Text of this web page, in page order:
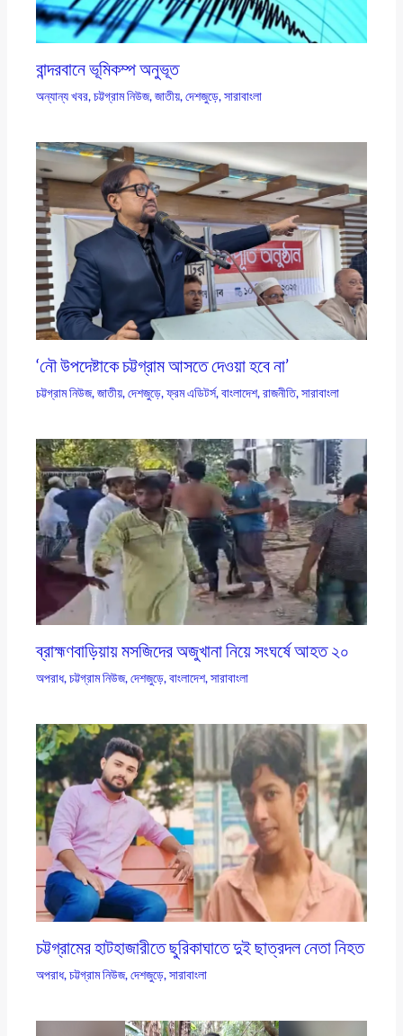
বান্দরবানে ভূমিকম্প অনুভূত
অন্যান্য খবর,চট্টগ্রাম নিউজ,জাতীয়,দেশজুড়ে,সারাবাংলা
‘নৌ উপদেষ্টাকে চট্টগ্রাম আসতে দেওয়া হবে না’
চট্টগ্রাম নিউজ,জাতীয়,দেশজুড়ে,ফ্রম এডিটর্স,বাংলাদেশ,রাজনীতি,সারাবাংলা
ব্রাহ্মণবাড়িয়ায় মসজিদের অজুখানা নিয়ে সংঘর্ষে আহত ২০
অপরাধ,চট্টগ্রাম নিউজ,দেশজুড়ে,বাংলাদেশ,সারাবাংলা
চট্টগ্রামের হাটহাজারীতে ছুরিকাঘাতে দুই ছাত্রদল নেতা নিহত
অপরাধ,চট্টগ্রাম নিউজ,দেশজুড়ে,সারাবাংলা